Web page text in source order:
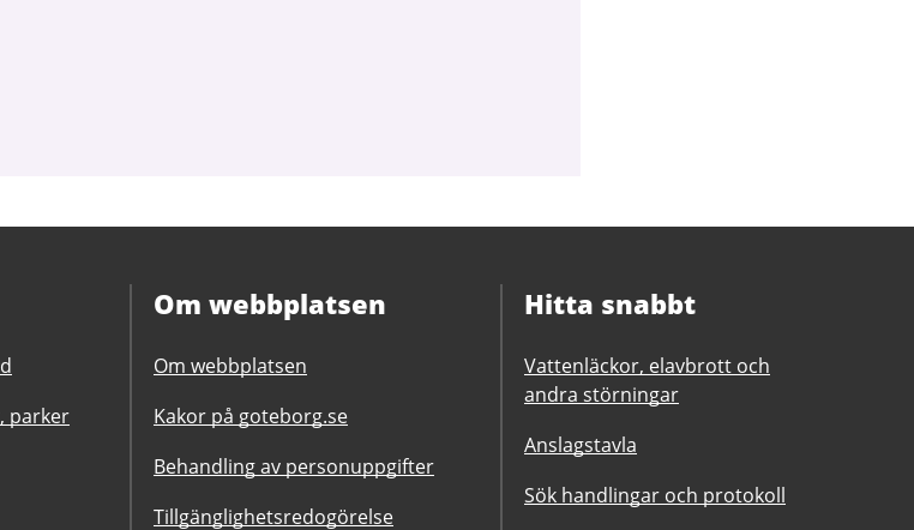
parker
Om webbplatsen
Om webbplatsen
Kakor på goteborg.se
Behandling av personuppgifter
Tillgänglighetsredogörelse
Hitta snabbt
Vattenläckor, elavbrott och
andra störningar
Anslagstavla
Sök handlingar och protokoll